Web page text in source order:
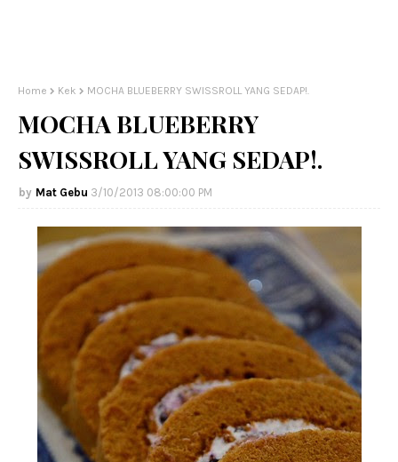
Home Kek MOCHA BLUEBERRY SWISSROLL YANG SEDAP!.
MOCHA BLUEBERRY
SWISSROLL YANG SEDAP!.
Mat Gebu 3/10/2013 08:00:00 PM